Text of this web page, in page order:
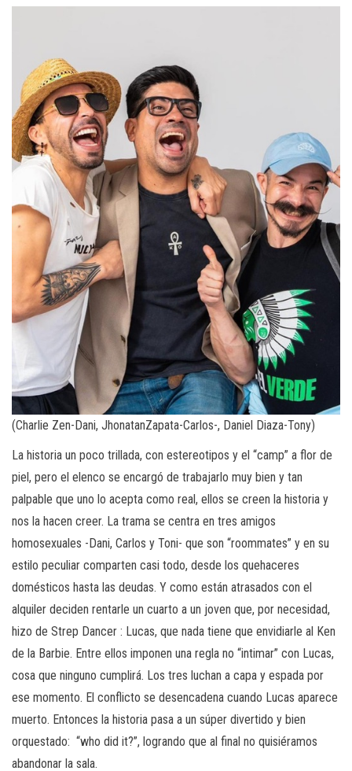
(Charlie Zen-Dani, JhonatanZapata-Carlos-, Daniel Diaza-Tony)
La historia un poco trillada, con estereotipos y el “camp” a flor de
piel, pero el elenco se encargó de trabajarlo muy bien y tan
palpable que uno lo acepta como real, ellos se creen la historia y
nos la hacen creer. La trama se centra en tres amigos
homosexuales -Dani, Carlos y Toni- que son “roommates” y en su
estilo peculiar comparten casi todo, desde los quehaceres
domésticos hasta las deudas. Y como están atrasados con el
alquiler deciden rentarle un cuarto a un joven que, por necesidad,
hizo de Strep Dancer : Lucas, que nada tiene que envidiarle al Ken
de la Barbie. Entre ellos imponen una regla no “intimar” con Lucas,
cosa que ninguno cumplirá. Los tres luchan a capa y espada por
ese momento. El conflicto se desencadena cuando Lucas aparece
muerto. Entonces la historia pasa a un súper divertido y bien
orquestado: “who did it?”, logrando que al final no quisiéramos
abandonar la sala.